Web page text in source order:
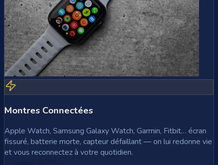
Montres Connectées
Apple Watch, Samsung Galaxy Watch, Garmin, Fitbit… écran
fissuré, batterie morte, capteur défaillant — on lui redonne vie
et vous reconnectez à votre quotidien.